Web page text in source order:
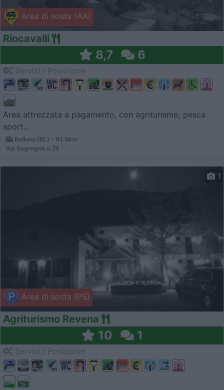
Area di sosta (AA)
Riocavalli
8,7 6
Area attrezzata a pagamento, con agriturismo, pesca
sport...
Belluno (BL) - 91.5km
Via Sagrogna n.74
Area di sosta (PS)
1
Agriturismo Revena
10 1